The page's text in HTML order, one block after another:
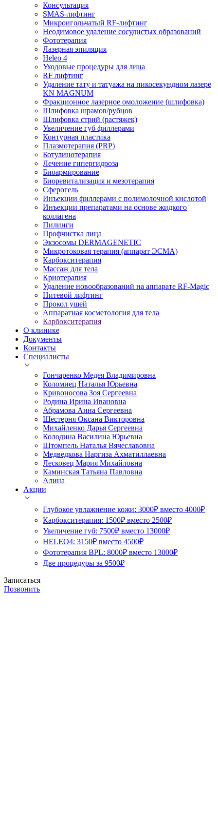
Консультация
SMAS-лифтинг
Микроигольчатый RF-лифтинг
Неодимовое удаление сосудистых образований
Фототерапия
Лазерная эпиляция
Heleo 4
Уходовые процедуры для лица
RF лифтинг
Удаление тату и татуажа на пикосекундном лазере
KN MAGNUM
Фракционное лазерное омоложение (шлифовка)
Шлифовка шрамов/рубцов
Шлифовка стрий (растяжек)
Увеличение губ филлерами
Контурная пластика
Плазмотерапия (PRP)
Ботулинотерапия
Лечение гипергидроза
Биоармирование
Биоревитализация и мезотерапия
Сферогель
Инъекции филлерами с полимолочной кислотой
Инъекции препаратами на основе жидкого
коллагена
Пилинги
Профчистка лица
Экзосомы DERMAGENETIC
Микротоковая терапия (аппарат ЭСМА)
Карбокситерапия
Массаж для тела
Криотерапия
Удаление новообразований на аппарате RF-Magic
Нитевой лифтинг
Прокол ушей
Аппаратная косметология для тела
Карбокситерапия
О клинике
Документы
Контакты
Специалисты
Гончаренко Медея Владимировна
Коломиец Наталья Юрьевна
Кривоносова Зоя Сергеевна
Родина Ирина Ивановна
Абрамова Анна Сергеевна
Шестерня Оксана Викторовна
Михайленко Дарья Сергеевна
Колодина Василина Юрьевна
Штомпель Наталья Вячеславовна
Медведкова Наргиза Ахматиллаевна
Лесковец Мария Михайловна
Каминская Татьяна Павловна
Алина
Акции
Глубокое увлажнение кожи: 3000₽ вместо 4000₽
Карбокситерапия: 1500₽ вместо 2500₽
Увеличение губ: 7500₽ вместо 13000₽
HELEO4: 3150₽ вместо 4500₽
Фототерапия BPL: 8000₽ вместо 13000₽
Две процедуры за 9500₽
Записаться
Позвонить